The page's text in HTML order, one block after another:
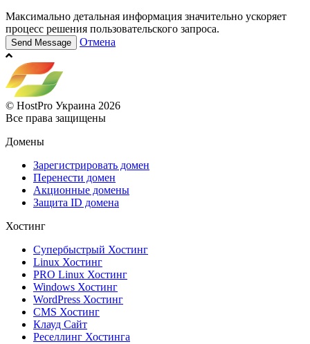
Максимально детальная информация значительно ускоряет
процесс решения пользовательского запроса.
Отмена
© HostPro Украина 2026
Все права защищены
Домены
Зарегистрировать домен
Перенести домен
Акционные домены
Защита ID домена
Хостинг
Супербыстрый Хостинг
Linux Хостинг
PRO Linux Хостинг
Windows Хостинг
WordPress Хостинг
CMS Хостинг
Клауд Сайт
Реселлинг Хостинга